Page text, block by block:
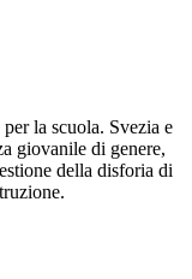
la scuola. Svezia e
giovanile di genere,
della disforia di